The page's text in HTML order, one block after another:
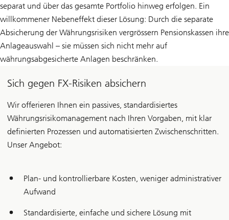
separat und über das gesamte Portfolio hinweg erfolgen. Ein
willkommener Nebeneffekt dieser Lösung: Durch die separate
Absicherung der Währungsrisiken vergrössern Pensionskassen ihre
Anlageauswahl – sie müssen sich nicht mehr auf
währungsabgesicherte Anlagen beschränken.
Sich gegen FX-Risiken absichern
Wir offerieren Ihnen ein passives, standardisiertes
Währungsrisikomanagement nach Ihren Vorgaben, mit klar
definierten Prozessen und automatisierten Zwischenschritten.
Unser Angebot:
Plan- und kontrollierbare Kosten, weniger administrativer
Aufwand
Standardisierte, einfache und sichere Lösung mit